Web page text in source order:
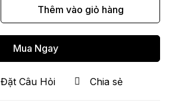
Thêm vào giỏ hàng
Mua Ngay
Đặt Câu Hỏi Chia sẻ